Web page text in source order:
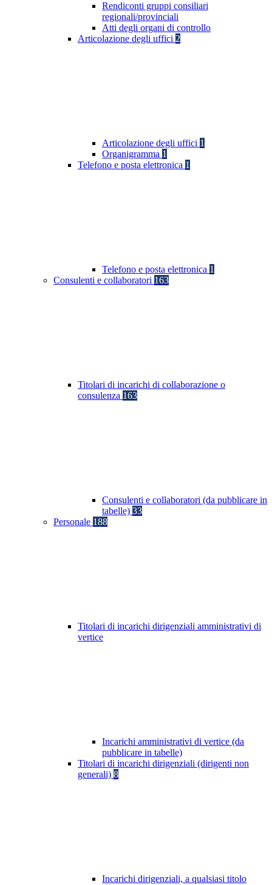
Rendiconti gruppi consiliari
regionali/provinciali
Atti degli organi di controllo
Articolazione degli uffici 2
Articolazione degli uffici 1
Organigramma 1
Telefono e posta elettronica 1
Telefono e posta elettronica 1
Consulenti e collaboratori 163
Titolari di incarichi di collaborazione o
consulenza 163
Consulenti e collaboratori (da pubblicare in
tabelle) 33
Personale 188
Titolari di incarichi dirigenziali amministrativi di
vertice
Incarichi amministrativi di vertice (da
pubblicare in tabelle)
Titolari di incarichi dirigenziali (dirigenti non
generali) 8
Incarichi dirigenziali, a qualsiasi titolo